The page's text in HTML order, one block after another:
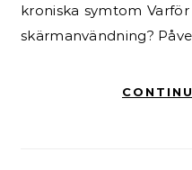
kroniska symtom
skärmanvändning?